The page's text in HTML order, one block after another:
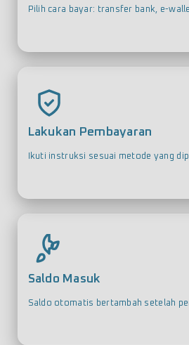
Pilih cara bayar: transfer bank, e-
Lakukan Pembayaran
Ikuti instruksi sesuai metode yang
Saldo Masuk
Saldo otomatis bertambah setelah